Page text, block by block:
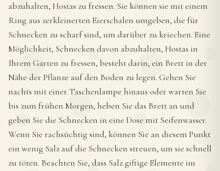
abzuhalten, Hostas zu fressen. Sie können sie mit einem
Ring aus zerkleinerten Eierschalen umgeben, die für
Schnecken zu scharf sind, um darüber zu kriechen. Eine
Möglichkeit, Schnecken davon abzuhalten, Hostas in
Ihrem Garten zu fressen, besteht darin, ein Brett in der
Nähe der Pflanze auf den Boden zu legen. Gehen Sie
nachts mit einer Taschenlampe hinaus oder warten Sie
bis zum frühen Morgen, heben Sie das Brett an und
geben Sie die Schnecken in eine Dose mit Seifenwasser.
Wenn Sie rachsüchtig sind, können Sie an diesem Punkt
ein wenig Salz auf die Schnecken streuen, um sie schnell
zu töten. Beachten Sie, dass Salz giftige Elemente im